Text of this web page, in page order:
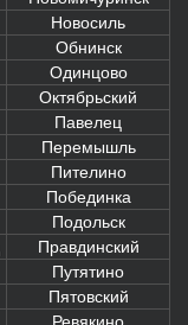
Новосиль
Обнинск
Одинцово
Октябрьский
Павелец
Перемышль
Пителино
Побединка
Подольск
Правдинский
Путятино
Пятовский
Ревякино